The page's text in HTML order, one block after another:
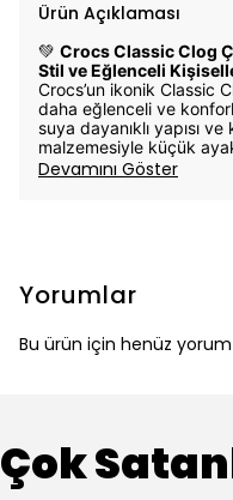
Ürün Açıklaması
💚 Crocs Classic Clog
Stil ve Eğlenceli
Crocs’un ikonik Classic
daha eğlenceli ve
suya dayanıklı yapısı
malzemesiyle küçük
Devamını Göster
Yorumlar
Bu ürün için henüz yorum
Çok